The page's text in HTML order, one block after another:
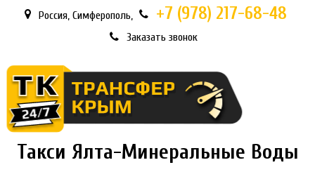
Россия, Симферополь, +7 (978) 217-68-48
Заказать звонок
Такси Ялта-Минеральные Воды